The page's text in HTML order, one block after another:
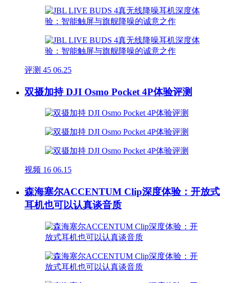
评测 45 06.25
双摄加持 DJI Osmo Pocket 4P体验评测
视频 16 06.15
森海塞尔ACCENTUM Clip深度体验：开放式
耳机也可以认真谈音质